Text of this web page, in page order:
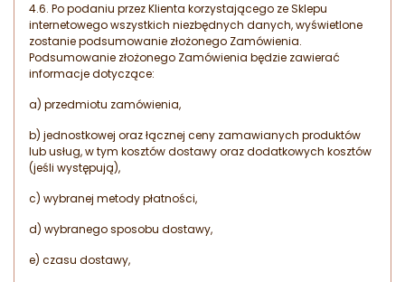
4.6. Po podaniu przez Klienta korzystającego ze Sklepu
internetowego wszystkich niezbędnych danych, wyświetlone
zostanie podsumowanie złożonego Zamówienia.
Podsumowanie złożonego Zamówienia będzie zawierać
informacje dotyczące:
a) przedmiotu zamówienia,
b) jednostkowej oraz łącznej ceny zamawianych produktów
lub usług, w tym kosztów dostawy oraz dodatkowych kosztów
(jeśli występują),
c) wybranej metody płatności,
d) wybranego sposobu dostawy,
e) czasu dostawy,